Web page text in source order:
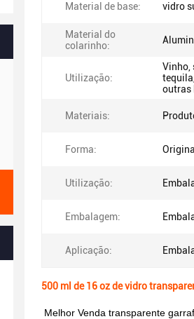
Material de base: vidro
Material do
colarinho:
Utilização:
Vinho,
outras
Materiais:
Forma: Original
Utilização:
Embalagem:
Aplicação:
500 ml de 16 oz de vidro
Melhor Venda transparente